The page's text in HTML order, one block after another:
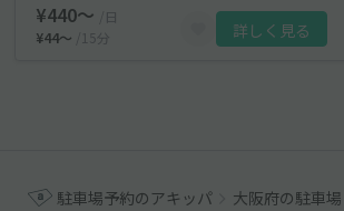
¥440〜
/日
¥44〜
/15分 詳しく見る
駐車場予約のアキッパ 大阪府の駐車場